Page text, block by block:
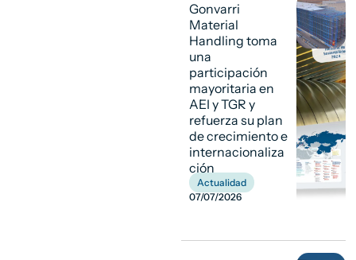
Gonvarri
Material
Handling toma
una
participación
mayoritaria en
AEI y TGR y
refuerza su plan
de crecimiento e
internacionaliza
ción
Actualidad
07/07/2026